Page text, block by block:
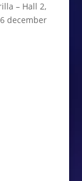
– Hall 2,
december